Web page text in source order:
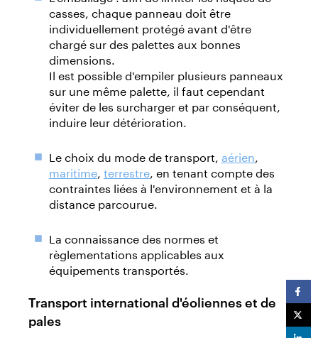
casses, chaque panneau doit être
individuellement protégé avant d'être
chargé sur des palettes aux bonnes
dimensions.
Il est possible d'empiler plusieurs panneaux
sur une même palette, il faut cependant
éviter de les surcharger et par conséquent,
induire leur détérioration.
Le choix du mode de transport, aérien
maritime, terrestre, en tenant compte des
contraintes liées à l'environnement et à la
distance parcourue.
La connaissance des normes et
règlementations applicables aux
équipements transportés.
Transport international d'éoliennes et de
pales